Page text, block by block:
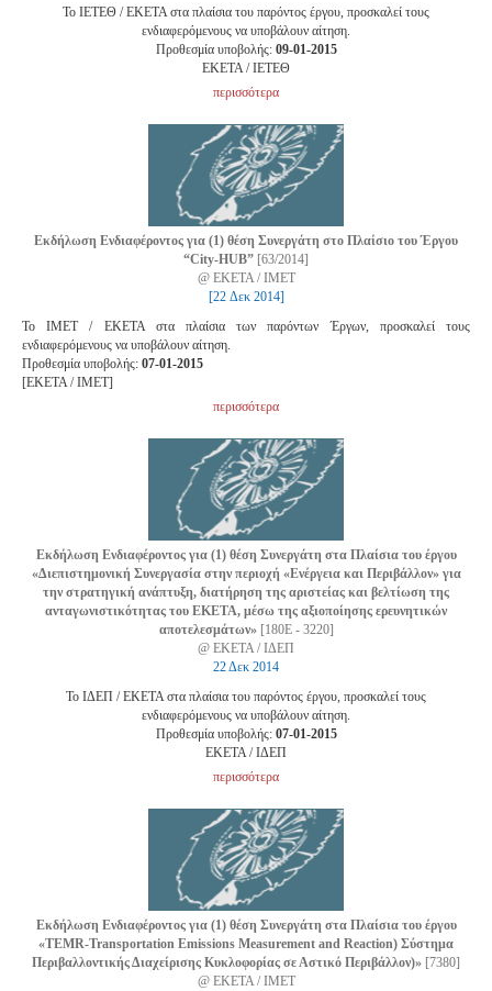
Το ΙΕΤΕΘ / ΕΚΕΤΑ στα πλαίσια του παρόντος έργου, προσκαλεί τους
ενδιαφερόμενους να υποβάλουν αίτηση.
Προθεσμία υποβολής: 09-01-2015
EKETA / ΙΕΤΕΘ
περισσότερα
Εκδήλωση Ενδιαφέροντος για (1) θέση Συνεργάτη στο Πλαίσιο του Έργου
“City-HUB” [63/2014]
@ ΕΚΕΤΑ / IMET
[22 Δεκ 2014]
Το ΙMET / EKETA στα πλαίσια των παρόντων Έργων, προσκαλεί τους
ενδιαφερόμενους να υποβάλουν αίτηση.
Προθεσμία υποβολής: 07-01-2015
[EKETA / ΙMET]
περισσότερα
Εκδήλωση Ενδιαφέροντος για (1) θέση Συνεργάτη στα Πλαίσια του έργου
«Διεπιστημονική Συνεργασία στην περιοχή «Ενέργεια και Περιβάλλον» για
την στρατηγική ανάπτυξη, διατήρηση της αριστείας και βελτίωση της
ανταγωνιστικότητας του ΕΚΕΤΑ, μέσω της αξιοποίησης ερευνητικών
αποτελεσμάτων» [180Ε - 3220]
@ ΕΚΕΤΑ / ΙΔΕΠ
22 Δεκ 2014
Το ΙΔΕΠ / ΕΚΕΤΑ στα πλαίσια του παρόντος έργου, προσκαλεί τους
ενδιαφερόμενους να υποβάλουν αίτηση.
Προθεσμία υποβολής: 07-01-2015
EKETA / ΙΔΕΠ
περισσότερα
Εκδήλωση Ενδιαφέροντος για (1) θέση Συνεργάτη στα Πλαίσια του έργου
«TEMR-Transportation Emissions Measurement and Reaction) Σύστημα
Περιβαλλοντικής Διαχείρισης Κυκλοφορίας σε Αστικό Περιβάλλον)» [7380]
@ ΕΚΕΤΑ / ΙΜΕΤ